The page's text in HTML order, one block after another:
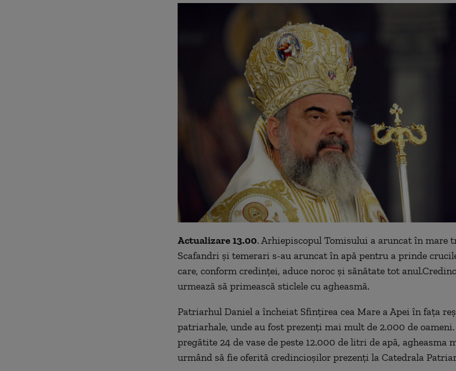
Actualizare 13.00. Arhiepiscopul Tomisului a aruncat în mare
Scafandri și temerari s-au aruncat în apă pentru a prinde
care, conform credinței, aduce noroc și sănătate tot
urmează să primească sticlele cu agheasmă.
Patriarhul Daniel a încheiat Sfinţirea cea Mare a Apei în faţa
patriarhale, unde au fost prezenți mai mult de 2.000 de
pregătite 24 de vase de peste 12.000 de litri de apă, agheasma
urmând să fie oferită credincioşilor prezenţi la Catedrala